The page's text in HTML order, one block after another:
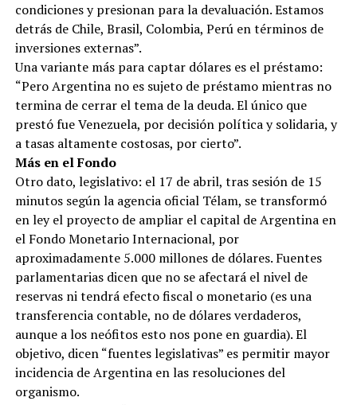
condiciones y presionan para la devaluación. Estamos
detrás de Chile, Brasil, Colombia, Perú en términos de
inversiones externas”.
Una variante más para captar dólares es el préstamo:
“Pero Argentina no es sujeto de préstamo mientras no
termina de cerrar el tema de la deuda. El único que
prestó fue Venezuela, por decisión política y solidaria, y
a tasas altamente costosas, por cierto”.
Más en el Fondo
Otro dato, legislativo: el 17 de abril, tras sesión de 15
minutos según la agencia oficial Télam, se transformó
en ley el proyecto de ampliar el capital de Argentina en
el Fondo Monetario Internacional, por
aproximadamente 5.000 millones de dólares. Fuentes
parlamentarias dicen que no se afectará el nivel de
reservas ni tendrá efecto fiscal o monetario (es una
transferencia contable, no de dólares verdaderos,
aunque a los neófitos esto nos pone en guardia). El
objetivo, dicen “fuentes legislativas” es permitir mayor
incidencia de Argentina en las resoluciones del
organismo.